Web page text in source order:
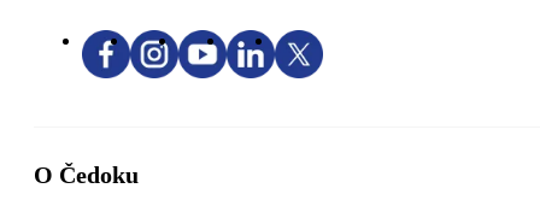
O Čedoku